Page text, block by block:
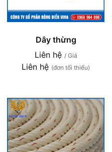
Dây thừng
Liên hệ / Giá
Liên hệ (đơn tối thiểu)